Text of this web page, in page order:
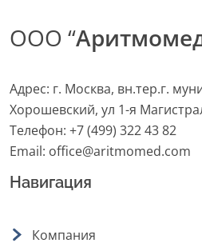
ООО “
Адрес: г. Москва, вн.тер.г.
Хорошевский, ул 1-я
Телефон: +7 (499) 322 43 82
Email: office@aritmomed.com
Навигация
Компания